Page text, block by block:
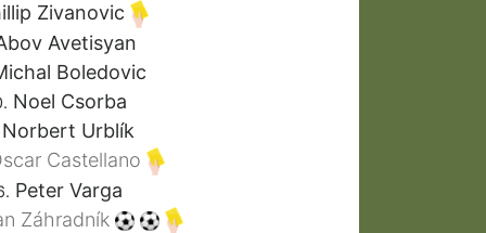
Zivanovic
Avetisyan
Boledovic
Noel Csorba
Urblík
Castellano
Peter Varga
Záhradník